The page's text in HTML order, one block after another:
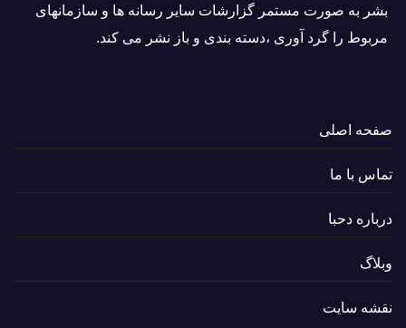
بشر به صورت مستمر گزارشات سایر رسانه ها و سازمانهای
مربوط را گرد آوری ،دسته بندی و باز نشر می كند.
صفحه اصلی
تماس با ما
درباره دحبا
وبلاگ
نقشه سایت